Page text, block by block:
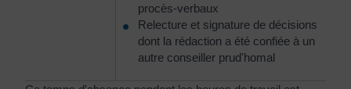
procès-verbaux
Relecture et signature de décisions
dont la rédaction a été confiée à un
autre conseiller prud'homal